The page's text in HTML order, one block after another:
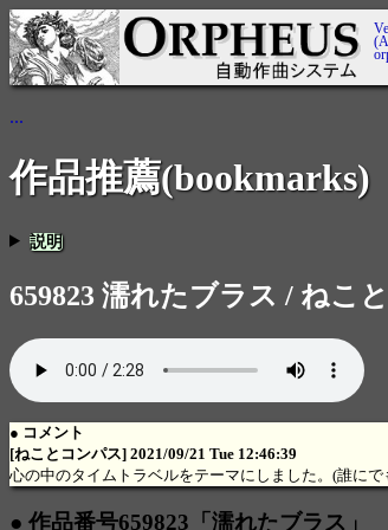
...
作品推薦(bookmarks)
説明
659823 濡れたブラス / ねこ
● コメント
[ねことコンパス] 2021/09/21 Tue 12:46:39
心の中のタイムトラベルをテーマにしました。(誰に
● 作品番号659823「濡れたブラス」